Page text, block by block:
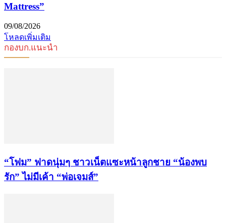
Mattress”
09/08/2026
โหลดเพิ่มเติม
กองบก.แนะนำ
“โฟม” ฟาดนุ่มๆ ชาวเน็ตแซะหน้าลูกชาย “น้องพบ
รัก” ไม่มีเค้า “พ่อเจมส์”